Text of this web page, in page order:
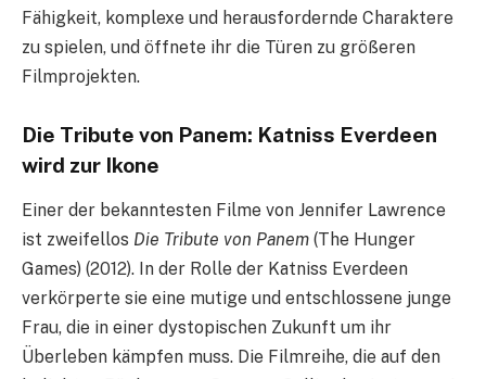
Fähigkeit, komplexe und herausfordernde Charaktere
zu spielen, und öffnete ihr die Türen zu größeren
Filmprojekten.
Die Tribute von Panem: Katniss Everdeen
wird zur Ikone
Einer der bekanntesten Filme von Jennifer Lawrence
ist zweifellos Die Tribute von Panem (The Hunger
Games) (2012). In der Rolle der Katniss Everdeen
verkörperte sie eine mutige und entschlossene junge
Frau, die in einer dystopischen Zukunft um ihr
Überleben kämpfen muss. Die Filmreihe, die auf den